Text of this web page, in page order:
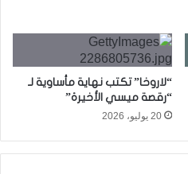
“لاروخا” تكتب نهاية مأساوية لـ
“رقصة ميسي الأخيرة”
20 يوليو، 2026